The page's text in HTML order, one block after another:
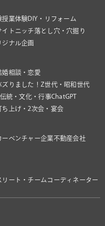
授業体験DIY・リフォーム
イト ニッチ落とし穴・穴掘り
ジナル企画
婚相談・恋愛
ズりました！ Z世代・昭和世代
伝統・文化・行事ChatGPT
ち上げ・2次会・宴会
ー ベンチャー企業不動産会社
リート・チーム コーディネーター